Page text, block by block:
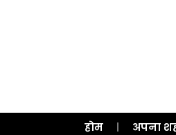
होम अपना